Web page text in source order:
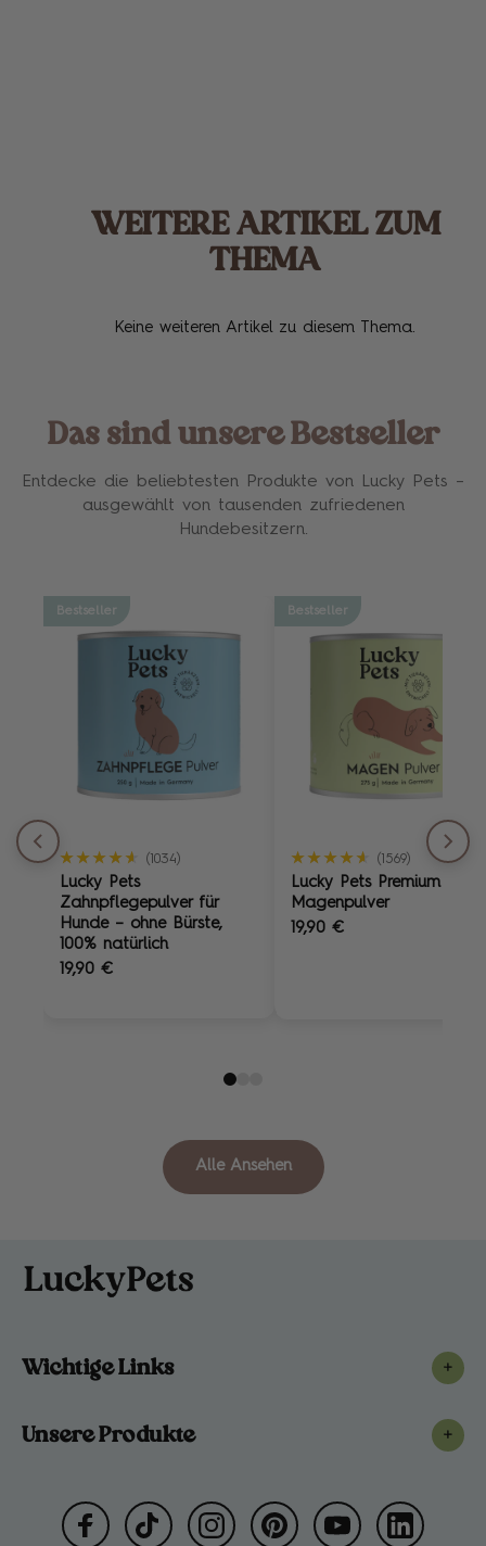
WEITERE ARTIKEL ZUM
THEMA
Keine weiteren Artikel zu diesem Thema.
Das sind unsere Bestseller
Entdecke die beliebtesten Produkte von Lucky Pets –
ausgewählt von tausenden zufriedenen
Hundebesitzern.
Bestseller
★★★★★
★★★★★ (1034)
Lucky Pets
Zahnpflegepulver für
Hunde – ohne Bürste,
100% natürlich
19,90 €
Bestseller
★★★★★
★★★★★ (1569)
Lucky Pets Premium
Magenpulver
19,90 €
Alle Ansehen
Wichtige Links +
Unsere Produkte +